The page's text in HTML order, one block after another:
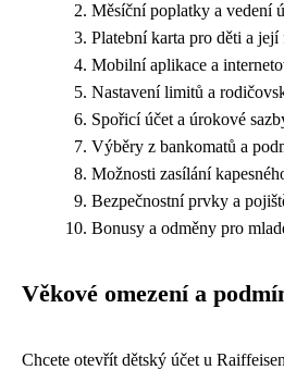
Měsíční poplatky a vedení
Platební karta pro děti a její
Mobilní aplikace a
Nastavení limitů a
Spořicí účet a úrokové
Výběry z bankomatů a
Možnosti zasílání
Bezpečnostní prvky a
Bonusy a odměny pro
Věkové omezení a
Chcete otevřít dětský účet u